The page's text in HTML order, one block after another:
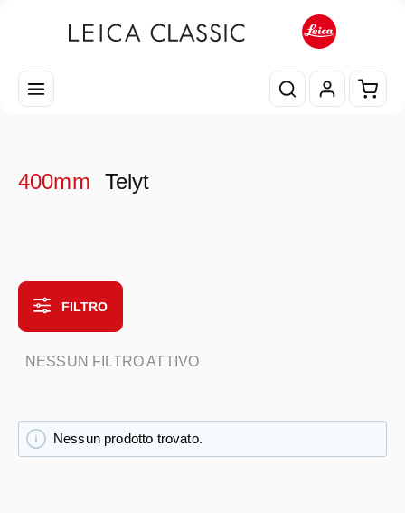
Il
400mm Telyt
FILTRO
NESSUN FILTRO ATTIVO
Nessun prodotto trovato.